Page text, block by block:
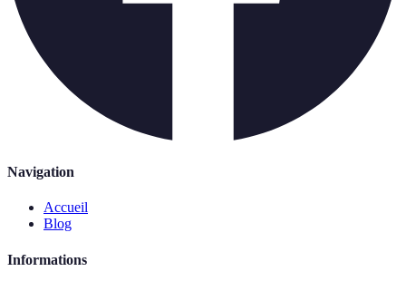
Navigation
Accueil
Blog
Informations